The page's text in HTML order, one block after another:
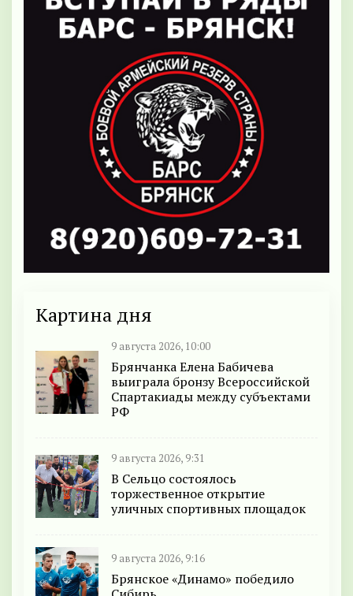
Картина дня
9 августа 2026, 10:00
Брянчанка Елена Бабичева
выиграла бронзу Всероссийской
Спартакиады между субъектами
РФ
9 августа 2026, 9:31
В Сельцо состоялось
торжественное открытие
уличных спортивных площадок
9 августа 2026, 9:16
Брянское «Динамо» победило